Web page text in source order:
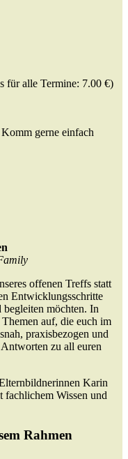
für alle Termine: 7.00 €)
gerne einfach
offenen Treffs statt
Entwicklungsschritte
möchten. In
auf, die euch im
praxisbezogen und
zu all euren
Karin
fachlichem Wissen und
Rahmen